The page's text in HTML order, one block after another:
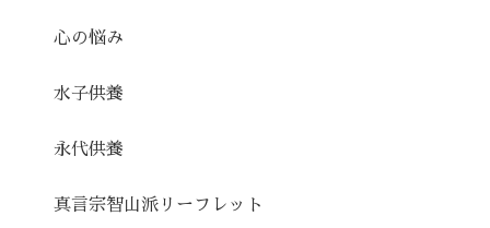
心の悩み
水子供養
永代供養
真言宗智山派リーフレット